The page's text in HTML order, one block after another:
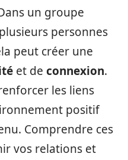
un groupe
personnes
peut créer une
et de connexion.
les liens
positif
Comprendre ces
vos relations et